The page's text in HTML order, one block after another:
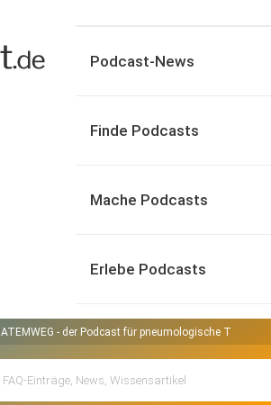
Podcast-News
Finde Podcasts
Mache Podcasts
Erlebe Podcasts
ATEMWEG - der Podcast für pneumologische Themen